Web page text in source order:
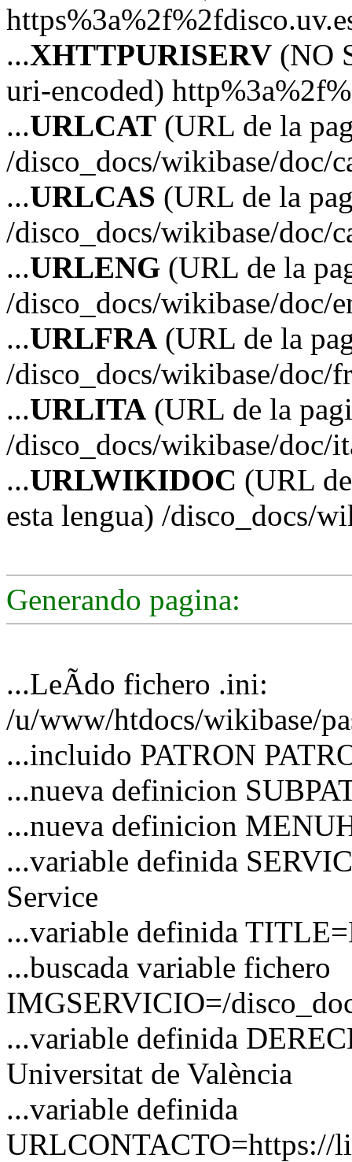
...XHTTPURISERV (NO
uri-encoded)
...URLCAT (URL de la
/disco_docs/wikibase/doc/
...URLCAS (URL de la
/disco_docs/wikibase/doc/
...URLENG (URL de la
/disco_docs/wikibase/doc/
...URLFRA (URL de la
/disco_docs/wikibase/doc/
...URLITA (URL de la
/disco_docs/wikibase/doc/
...URLWIKIDOC (URL
esta lengua) /disco_docs/
Generando pagina:
...LeÃ­do fichero .ini:
/u/www/htdocs/wikibase/
...incluido PATRON
...nueva definicion
...nueva definicion
...variable definida
Service
...variable definida
...buscada variable fichero
IMGSERVICIO=/
...variable definida
Universitat de València
...variable definida
URLCONTACTO=https://